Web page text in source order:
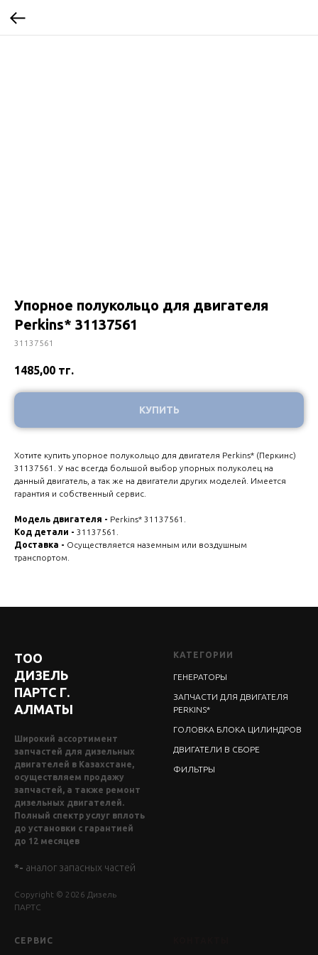
Упорное полукольцо для двигателя
Perkins* 31137561
31137561
1485,00 тг.
КУПИТЬ
Хотите купить упорное полукольцо для двигателя Perkins* (Перкинс)
31137561. У нас всегда большой выбор упорных полуколец на
данный двигатель, а так же на двигатели других моделей. Имеется
гарантия и собственный сервис.
Модель двигателя - Perkins* 31137561.
Код детали - 31137561.
Доставка - Осуществляется наземным или воздушным
транспортом.
ТОО
ДИЗЕЛЬ
ПАРТС Г.
АЛМАТЫ
Широкий ассортимент
запчастей для дизельных
двигателей в Казахстане,
осуществляем продажу
запчастей, а также ремонт
дизельных двигателей.
Полный спектр услуг вплоть
до установки с гарантией
до 12 месяцев
*- аналог запасных частей
Copyright © 2026 Дизель
ПАРТС
КАТЕГОРИИ
ГЕНЕРАТОРЫ
ЗАПЧАСТИ ДЛЯ ДВИГАТЕЛЯ
PERKINS*
ГОЛОВКА БЛОКА ЦИЛИНДРОВ
ДВИГАТЕЛИ В СБОРЕ
ФИЛЬТРЫ
СЕРВИС